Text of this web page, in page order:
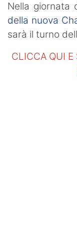
Nella giornata
della nuova
sarà il turno
CLICCA QUI E